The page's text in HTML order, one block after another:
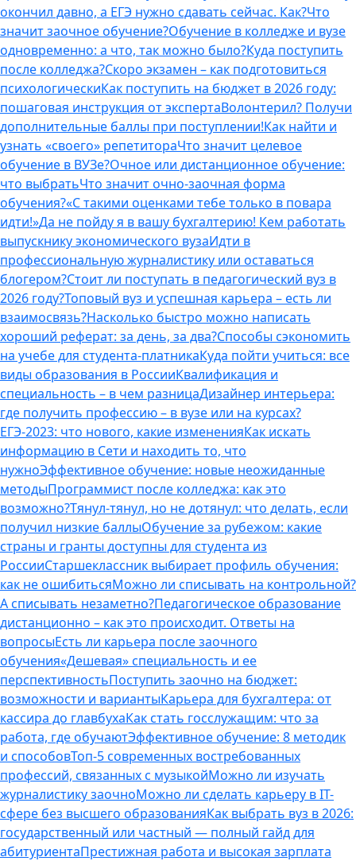
окончил давно, а ЕГЭ нужно сдавать сейчас. Как?Что
значит заочное обучение?Обучение в колледже и вузе
одновременно: а что, так можно было?Куда поступить
после колледжа?Скоро экзамен – как подготовиться
психологическиКак поступить на бюджет в 2026 году:
пошаговая инструкция от экспертаВолонтерил? Получи
дополнительные баллы при поступлении!Как найти и
узнать «своего» репетитораЧто значит целевое
обучение в ВУЗе?Очное или дистанционное обучение:
что выбратьЧто значит очно-заочная форма
обучения?«С такими оценками тебе только в повара
идти!»Да не пойду я в вашу бухгалтерию! Кем работать
выпускнику экономического вузаИдти в
профессиональную журналистику или оставаться
блогером?Стоит ли поступать в педагогический вуз в
2026 году?Топовый вуз и успешная карьера – есть ли
взаимосвязь?Насколько быстро можно написать
хороший реферат: за день, за два?Способы сэкономить
на учебе для студента-платникаКуда пойти учиться: все
виды образования в РоссииКвалификация и
специальность – в чем разницаДизайнер интерьера:
где получить профессию – в вузе или на курсах?
ЕГЭ-2023: что нового, какие измененияКак искать
информацию в Сети и находить то, что
нужноЭффективное обучение: новые неожиданные
методыПрограммист после колледжа: как это
возможно?Тянул-тянул, но не дотянул: что делать, если
получил низкие баллыОбучение за рубежом: какие
страны и гранты доступны для студента из
РоссииСтаршеклассник выбирает профиль обучения:
как не ошибитьсяМожно ли списывать на контрольной?
А списывать незаметно?Педагогическое образование
дистанционно – как это происходит. Ответы на
вопросыЕсть ли карьера после заочного
обучения«Дешевая» специальность и ее
перспективностьПоступить заочно на бюджет:
возможности и вариантыКарьера для бухгалтера: от
кассира до главбухаКак стать госслужащим: что за
работа, где обучаютЭффективное обучение: 8 методик
и способовТоп-5 современных востребованных
профессий, связанных с музыкойМожно ли изучать
журналистику заочноМожно ли сделать карьеру в IT-
сфере без высшего образованияКак выбрать вуз в 2026:
государственный или частный — полный гайд для
абитуриентаПрестижная работа и высокая зарплата